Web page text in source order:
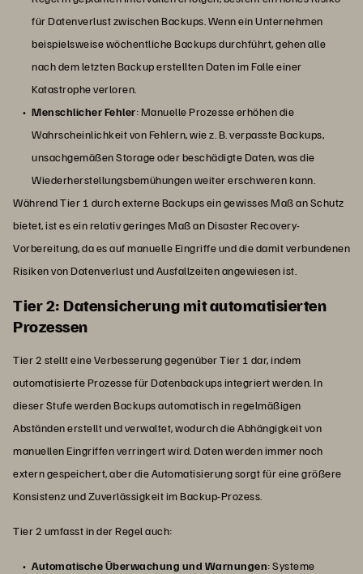
für Datenverlust zwischen Backups. Wenn ein Unternehmen
beispielsweise wöchentliche Backups durchführt, gehen alle
nach dem letzten Backup erstellten Daten im Falle einer
Katastrophe verloren.
Menschlicher Fehler: Manuelle Prozesse erhöhen die
Wahrscheinlichkeit von Fehlern, wie z. B. verpasste Backups,
unsachgemäßen Storage oder beschädigte Daten, was die
Wiederherstellungsbemühungen weiter erschweren kann.
Während Tier 1 durch externe Backups ein gewisses Maß an Schutz
bietet, ist es ein relativ geringes Maß an Disaster Recovery-
Vorbereitung, da es auf manuelle Eingriffe und die damit verbundenen
Risiken von Datenverlust und Ausfallzeiten angewiesen ist.
Tier 2: Datensicherung mit automatisierten
Prozessen
Tier 2 stellt eine Verbesserung gegenüber Tier 1 dar, indem
automatisierte Prozesse für Datenbackups integriert werden. In
dieser Stufe werden Backups automatisch in regelmäßigen
Abständen erstellt und verwaltet, wodurch die Abhängigkeit von
manuellen Eingriffen verringert wird. Daten werden immer noch
extern gespeichert, aber die Automatisierung sorgt für eine größere
Konsistenz und Zuverlässigkeit im Backup-Prozess.
Tier 2 umfasst in der Regel auch:
Automatische Überwachung und Warnungen: Systeme